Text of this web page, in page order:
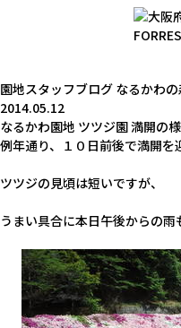
園地スタッフブログ なるかわ
2014.05.12
なるかわ園地 ツツジ園 満開の様
例年通り、１０日前後で満開を
ツツジの見頃は短いですが、
うまい具合に本日午後からの雨